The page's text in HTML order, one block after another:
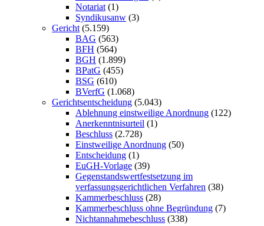
Notariat (1)
Syndikusanw (3)
Gericht (5.159)
BAG (563)
BFH (564)
BGH (1.899)
BPatG (455)
BSG (610)
BVerfG (1.068)
Gerichtsentscheidung (5.043)
Ablehnung einstweilige Anordnung (122)
Anerkenntnisurteil (1)
Beschluss (2.728)
Einstweilige Anordnung (50)
Entscheidung (1)
EuGH-Vorlage (39)
Gegenstandswertfestsetzung im
verfassungsgerichtlichen Verfahren (38)
Kammerbeschluss (28)
Kammerbeschluss ohne Begründung (7)
Nichtannahmebeschluss (338)